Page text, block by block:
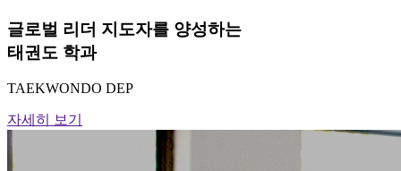
글로벌 리더 지도자를 양성하는
태권도 학과
TAEKWONDO DEP
자세히 보기